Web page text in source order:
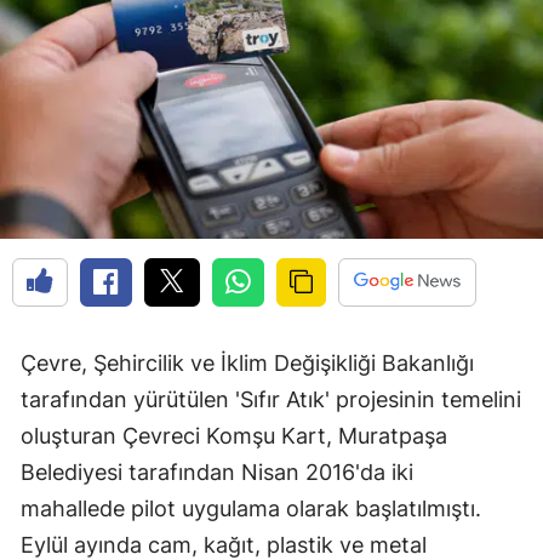
Çevre, Şehircilik ve İklim Değişikliği Bakanlığı
tarafından yürütülen 'Sıfır Atık' projesinin temelini
oluşturan Çevreci Komşu Kart, Muratpaşa
Belediyesi tarafından Nisan 2016'da iki
mahallede pilot uygulama olarak başlatılmıştı.
Eylül ayında cam, kağıt, plastik ve metal